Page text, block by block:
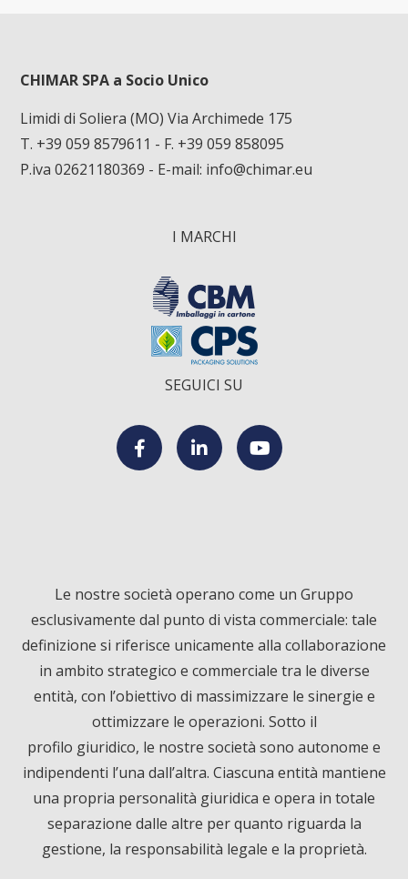
CHIMAR SPA a Socio Unico
Limidi di Soliera (MO) Via Archimede 175
T. +39 059 8579611 - F. +39 059 858095
P.iva 02621180369 - E-mail: info@chimar.eu
I MARCHI
SEGUICI SU
e
b
o
o
k
e
d
I
n
T
u
b
e
Le nostre società operano come un Gruppo
esclusivamente dal punto di vista commerciale: tale
definizione si riferisce unicamente alla collaborazione
in ambito strategico e commerciale tra le diverse
entità, con l’obiettivo di massimizzare le sinergie e
ottimizzare le operazioni. Sotto il
profilo giuridico, le nostre società sono autonome e
indipendenti l’una dall’altra. Ciascuna entità mantiene
una propria personalità giuridica e opera in totale
separazione dalle altre per quanto riguarda la
gestione, la responsabilità legale e la proprietà.